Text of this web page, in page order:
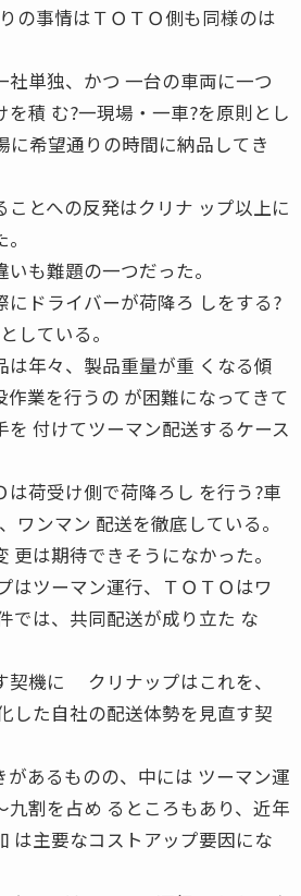
情はＴＯＴＯ側も同様のは
社単独、かつ 一台の車両に一つ
積 む?一現場・一車?を原則とし
に希望通りの時間に納品してき
ことへの反発はクリナ ップ以上に
も難題の一つだった。
にドライバーが荷降ろ しをする?
している。
は年々、製品重量が重 くなる傾
業を行うの が困難になってきて
を 付けてツーマン配送するケース
荷受け側で荷降ろし を行う?車
ワンマン 配送を徹底している。
更は期待できそうになかった。
はツーマン運行、ＴＯＴＯはワ
では、共同配送が成り立た な
契機に クリナップはこれを、
した自社の配送体勢を見直す契
があるものの、中には ツーマン運
割を占め るところもあり、近年
は主要なコストアップ要因にな